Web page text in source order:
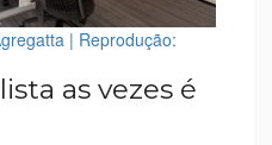
| Reprodução:
as vezes é